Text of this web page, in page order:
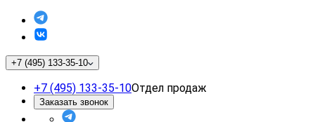
+7 (495) 133-35-10
+7 (495) 133-35-10Отдел продаж
Заказать звонок